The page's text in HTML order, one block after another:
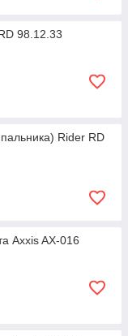
98.12.33
Rider RD
Axxis AX-016